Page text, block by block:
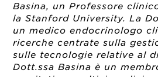
Basina, un Professore
la Stanford University. La
un medico endocrinologo
ricerche centrate sulla
sulle tecnologie relative al
Dott.ssa Basina è un